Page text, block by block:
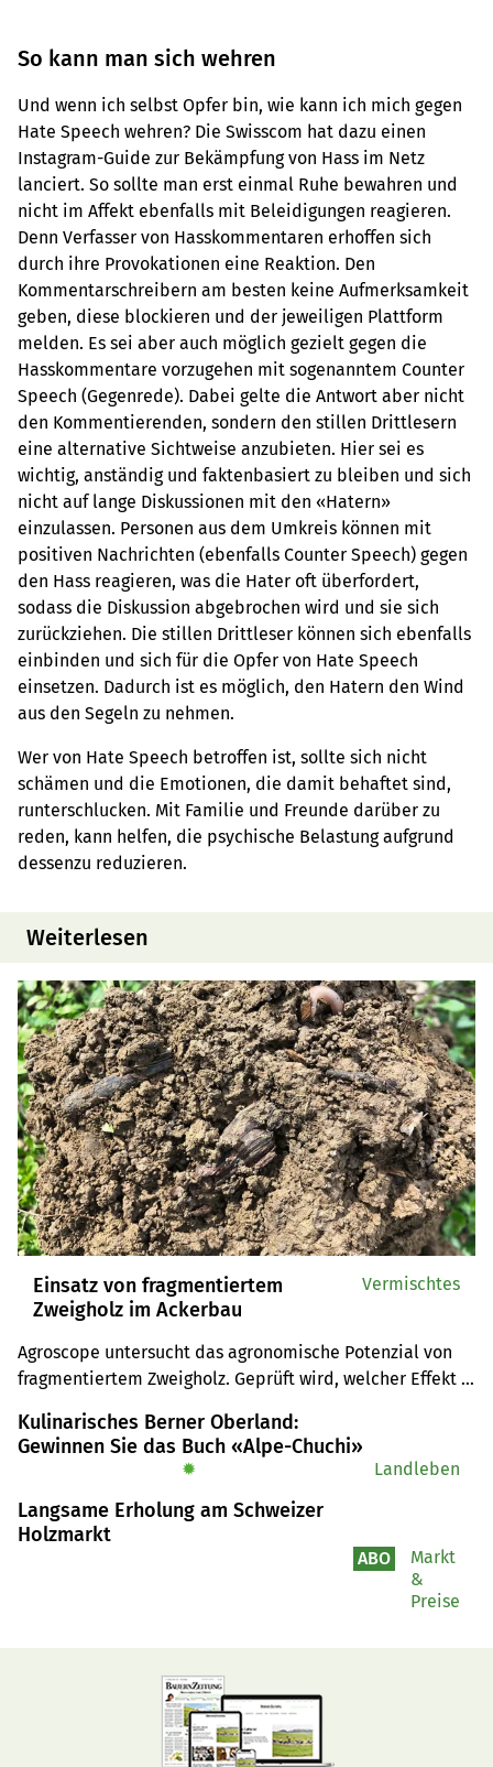
So kann man sich wehren
Und wenn ich selbst Opfer bin, wie kann ich mich gegen
Hate Speech wehren? Die Swisscom hat dazu einen
Instagram-Guide zur Bekämpfung von Hass im Netz
lanciert. So sollte man erst einmal Ruhe bewahren und
nicht im Affekt ebenfalls mit Beleidigungen reagieren.
Denn Verfasser von Hasskommentaren erhoffen sich
durch ihre Provokationen eine Reaktion. Den
Kommentarschreibern am besten keine Aufmerksamkeit
geben, diese blockieren und der jeweiligen Plattform
melden. Es sei aber auch möglich gezielt gegen die
Hasskommentare vorzugehen mit sogenanntem Counter
Speech (Gegenrede). Dabei gelte die Antwort aber nicht
den Kommentierenden, sondern den stillen Drittlesern
eine alternative Sichtweise anzubieten. Hier sei es
wichtig, anständig und faktenbasiert zu bleiben und sich
nicht auf lange Diskussionen mit den «Hatern»
einzulassen. Personen aus dem Umkreis können mit
positiven Nachrichten (ebenfalls Counter Speech) gegen
den Hass reagieren, was die Hater oft überfordert,
sodass die Diskussion abgebrochen wird und sie sich
zurückziehen. Die stillen Drittleser können sich ebenfalls
einbinden und sich für die Opfer von Hate Speech
einsetzen. Dadurch ist es möglich, den Hatern den Wind
aus den Segeln zu nehmen.
Wer von Hate Speech betroffen ist, sollte sich nicht
schämen und die Emotionen, die damit behaftet sind,
runterschlucken. Mit Familie und Freunde darüber zu
reden, kann helfen, die psychische Belastung aufgrund
dessenzu reduzieren.
Weiterlesen
Einsatz von fragmentiertem
Zweigholz im Ackerbau
Agroscope untersucht das agronomische Potenzial von
fragmentiertem Zweigholz. Geprüft wird, welcher Effekt
Nährstoffkreislauf und den Anbau von Ackerkulturen hat.
Vermischtes
Kulinarisches Berner Oberland:
Gewinnen Sie das Buch «Alpe-Chuchi»
✹ Landleben
Langsame Erholung am Schweizer
Holzmarkt
ABO
Markt
&
Preise